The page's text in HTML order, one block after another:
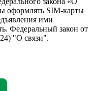
оформлять SIM-карты
ими
Федеральный закон от
"О связи".